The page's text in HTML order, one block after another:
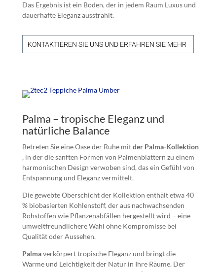
Das Ergebnis ist ein Boden, der in jedem Raum Luxus und
dauerhafte Eleganz ausstrahlt.
KONTAKTIEREN SIE UNS UND ERFAHREN SIE MEHR
Palma – tropische Eleganz und
natürliche Balance
Betreten Sie eine Oase der Ruhe mitder Palma-Kollektion
, in der die sanften Formen von Palmenblättern zu einem
harmonischen Design verwoben sind, das ein Gefühl von
Entspannung und Eleganz vermittelt.
Die gewebte Oberschicht der Kollektion enthält etwa 40
% biobasierten Kohlenstoff, der aus nachwachsenden
Rohstoffen wie Pflanzenabfällen hergestellt wird – eine
umweltfreundlichere Wahl ohne Kompromisse bei
Qualität oder Aussehen.
Palmaverkörpert tropische Eleganz und bringt die
Wärme und Leichtigkeit der Natur in Ihre Räume. Der